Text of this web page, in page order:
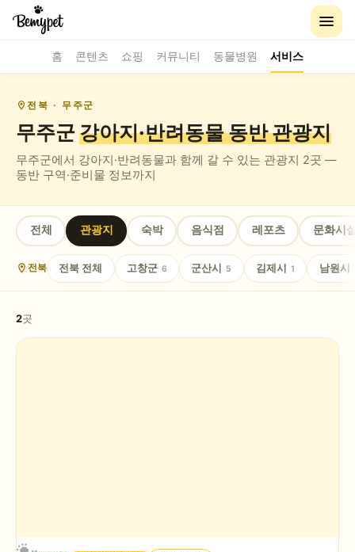
홈 콘텐츠 쇼핑 커뮤니티 동물병원 서비스
전북 · 무주군
무주군강아지·반려동물 동반관광지
무주군에서 강아지·반려동물과 함께 갈 수 있는 관광지 2곳 —
동반 구역·준비물 정보까지
전체 관광지 숙박 음식점 레포츠 문화시
전북 전북 전체 고창군 6 군산시 5 김제시 1 남원시
2곳